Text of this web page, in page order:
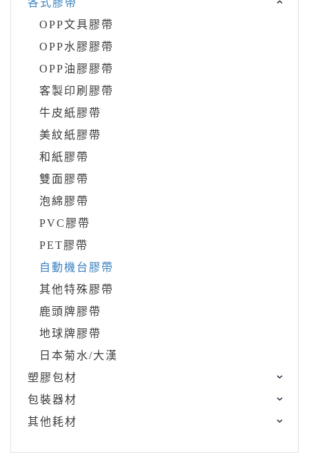
OPP文具膠帶
OPP水膠膠帶
OPP油膠膠帶
客製印刷膠帶
牛皮紙膠帶
美紋紙膠帶
和紙膠帶
雙面膠帶
泡綿膠帶
PVC膠帶
PET膠帶
自動機台膠帶
其他特殊膠帶
鹿頭牌膠帶
地球牌膠帶
日本菊水/大漢
塑膠包材
包裝器材
其他耗材